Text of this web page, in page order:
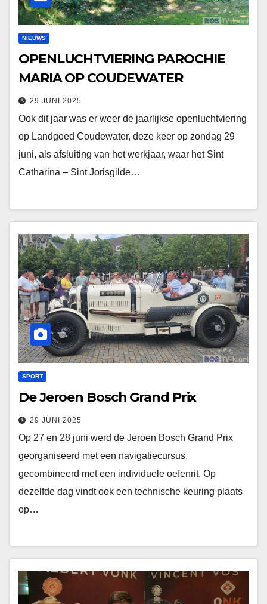
NIEUWS
OPENLUCHTVIERING PAROCHIE
MARIA OP COUDEWATER
29 JUNI 2025
Ook dit jaar was er weer de jaarlijkse openluchtviering
op Landgoed Coudewater, deze keer op zondag 29
juni, als afsluiting van het werkjaar, waar het Sint
Catharina – Sint Jorisgilde…
SPORT
De Jeroen Bosch Grand Prix
29 JUNI 2025
Op 27 en 28 juni werd de Jeroen Bosch Grand Prix
georganiseerd met een navigatiecursus,
gecombineerd met een individuele oefenrit. Op
dezelfde dag vindt ook een technische keuring plaats
op…